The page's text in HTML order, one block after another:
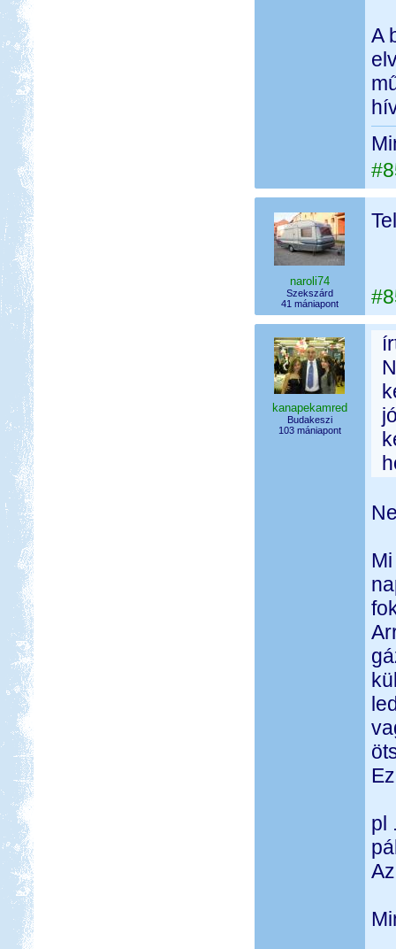
A
naroli74
Szekszárd
41 mániapont
kanapekamred
Budakeszi
103 mániapont
pl